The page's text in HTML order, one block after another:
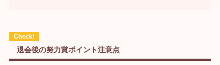
退会後の努力賞ポイント注意点